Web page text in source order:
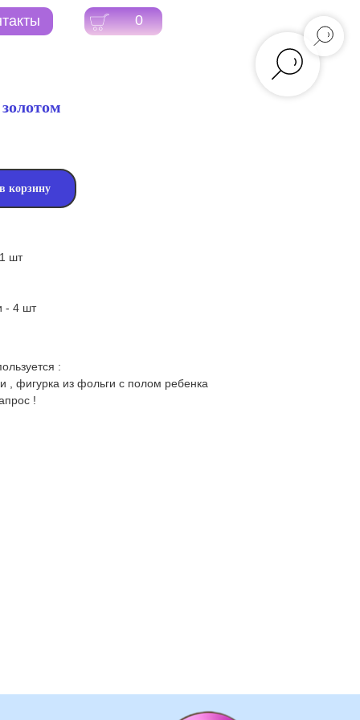
корзину
шт
- 4 шт
:
, фигурка из фольги с полом ребенка
!